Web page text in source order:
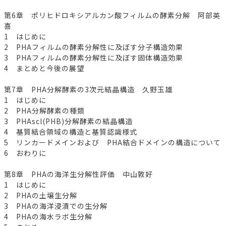
第6章 ポリヒドロキシアルカン酸フィルムの酵素分解 阿部英
喜
1 はじめに
2 PHAフィルムの酵素分解性に及ぼす分子構造効果
3 PHAフィルムの酵素分解性に及ぼす固体構造効果
4 まとめと今後の展望
第7章 PHA分解酵素の3次元結晶構造 久野玉雄
1 はじめに
2 PHA分解酵素の種類
3 PHAscl(PHB)分解酵素の結晶構造
4 基質結合領域の構造と基質認識様式
5 リンカードメインおよび PHA結合ドメインの構造について
6 おわりに
第8章 PHAの海洋生分解性評価 中山敦好
1 はじめに
2 PHAの土壌生分解
3 PHAの海洋浸漬での生分解
4 PHAの海水ラボ生分解